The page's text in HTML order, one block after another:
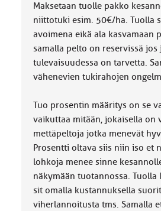
Maksetaan tuolle pakko
niittotuki esim. 50€/ha. Tuolla
avoimena eikä ala kasvamaan
samalla pelto on reservissä jos
tulevaisuudessa on tarvetta.
vähenevien tukirahojen
Tuo prosentin määritys on se
vaikuttaa mitään, jokaisella on
mettäpeltoja jotka menevät
Prosentti oltava siis niin iso et
lohkoja menee sinne
näkymään tuotannossa. Tuolla
sit omalla kustannuksella
viherlannoitusta tms. Samalla